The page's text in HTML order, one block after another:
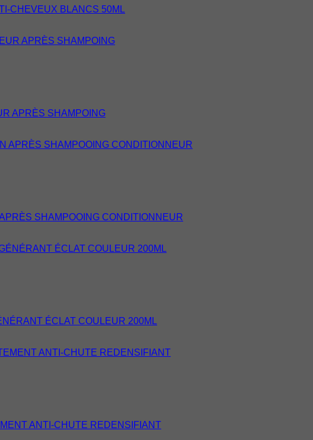
CHEVEUX BLANCS 50ML
APRÈS SHAMPOING
SHAMPOOING CONDITIONNEUR
ÉCLAT COULEUR 200ML
ANTI-CHUTE REDENSIFIANT